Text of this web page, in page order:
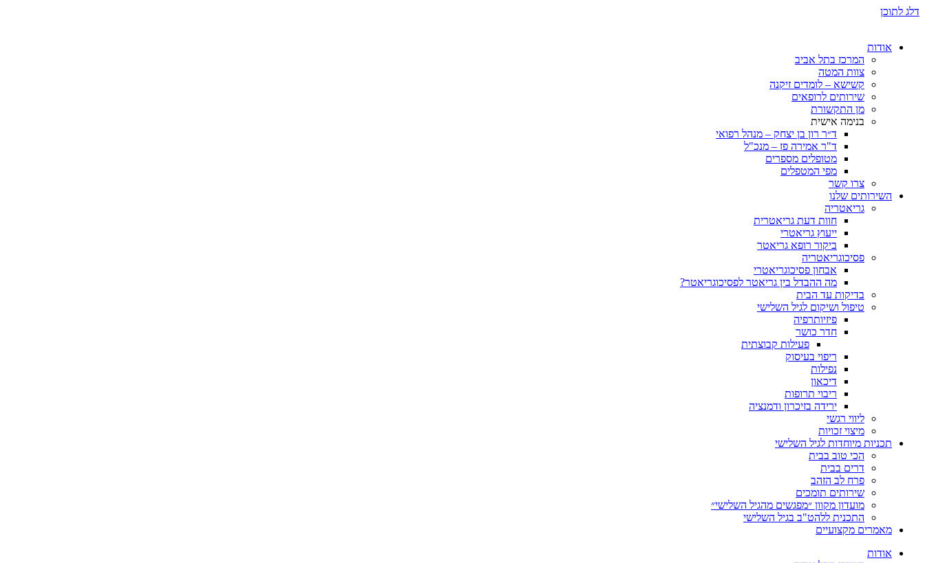
דלג לתוכן
אודות
המרכז בתל אביב
צוות המטה
קשישא – לומדים זיקנה
שירותים לרופאים
מן התקשורת
בנימה אישית
ד״ר רון בן יצחק – מנהל רפואי
ד"ר אמירה פז – מנכ"ל
מטופלים מספרים
מפי המטפלים
צרו קשר
השירותים שלנו
גריאטריה
חוות דעת גריאטרית
ייעוץ גריאטרי
ביקור רופא גריאטר
פסיכוגריאטריה
אבחון פסיכוגריאטרי
מה ההבדל בין גריאטר לפסיכוגריאטר?
בדיקות עד הבית
טיפול ושיקום לגיל השלישי
פיזיותרפיה
חדר כושר
פעילות קבוצתית
ריפוי בעיסוק
נפילות
דיכאון
ריבוי תרופות
ירידה בזיכרון ודמנציה
ליווי רגשי
מיצוי זכויות
תכניות מיוחדות לגיל השלישי
הכי טוב בבית
דרים בבית
פרח לב הזהב
שירותים תומכים
מועדון מקוון ״מפגשים מהגיל השלישי״
התכנית ללהט"ב בגיל השלישי
מאמרים מקצועיים
אודות